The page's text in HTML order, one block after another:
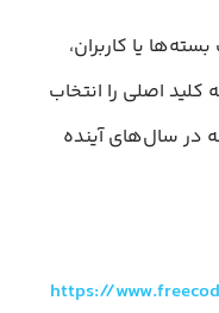
یا کاربران،
کلید اصلی را انتخاب
در سال‌های آینده
https://